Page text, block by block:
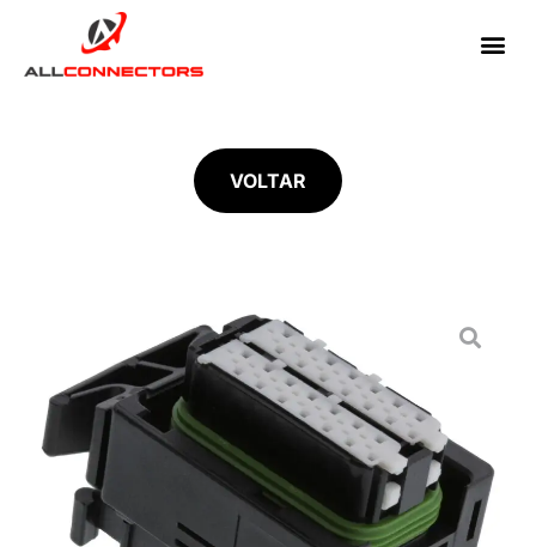
VOLTAR